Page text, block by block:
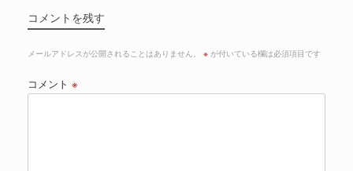
コメントを残す
メールアドレスが公開されることはありません。 ※ が付いている欄は必須項目です
コメント ※